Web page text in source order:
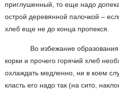
приглушенный, то еще надо
острой деревянной палочкой –
хлеб еще не до конца пропекся.
Во избежание образования
корки и прочего горячий хлеб
охлаждать медленно, ни в коем
класть его надо так (на сито,